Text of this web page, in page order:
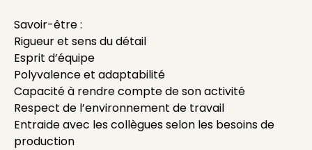
Savoir-être :
Rigueur et sens du détail
Esprit d’équipe
Polyvalence et adaptabilité
Capacité à rendre compte de son activité
Respect de l’environnement de travail
Entraide avec les collègues selon les besoins de
production